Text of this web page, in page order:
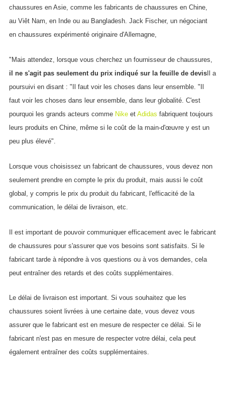
chaussures en Asie, comme les fabricants de chaussures en Chine,
au Viêt Nam, en Inde ou au Bangladesh. Jack Fischer, un négociant
en chaussures expérimenté originaire d'Allemagne,
"Mais attendez, lorsque vous cherchez un fournisseur de chaussures,
il ne s'agit pas seulement du prix indiqué sur la feuille de devis Il a
poursuivi en disant : "Il faut voir les choses dans leur ensemble. "Il
faut voir les choses dans leur ensemble, dans leur globalité. C'est
pourquoi les grands acteurs comme Nike et Adidas fabriquent toujours
leurs produits en Chine, même si le coût de la main-d'œuvre y est un
peu plus élevé".
Lorsque vous choisissez un fabricant de chaussures, vous devez non
seulement prendre en compte le prix du produit, mais aussi le coût
global, y compris le prix du produit du fabricant, l'efficacité de la
communication, le délai de livraison, etc.
Il est important de pouvoir communiquer efficacement avec le fabricant
de chaussures pour s'assurer que vos besoins sont satisfaits. Si le
fabricant tarde à répondre à vos questions ou à vos demandes, cela
peut entraîner des retards et des coûts supplémentaires.
Le délai de livraison est important. Si vous souhaitez que les
chaussures soient livrées à une certaine date, vous devez vous
assurer que le fabricant est en mesure de respecter ce délai. Si le
fabricant n'est pas en mesure de respecter votre délai, cela peut
également entraîner des coûts supplémentaires.